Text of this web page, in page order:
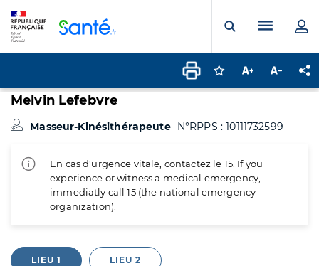
Ouvrir laMenu
Connectez-vous
Augmenter la
Melvin Lefebvre
Masseur-Kinésithérapeute N°RPPS : 10111732599
En cas d'urgence vitale, contactez le 15. If you
experience or witness a medical emergency,
immediatly call 15 (the national emergency
organization).
LIEU 1 LIEU 2